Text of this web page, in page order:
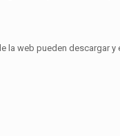
la web pueden descargar